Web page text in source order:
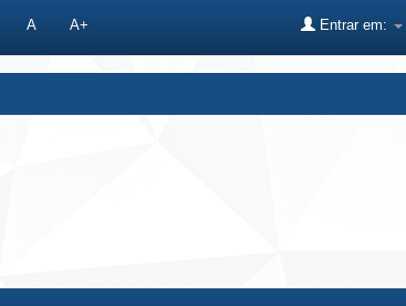
A A+ Entrar em: